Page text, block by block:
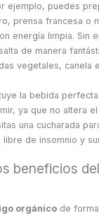
ejemplo, puedes
prensa francesa o
energía limpia. Sin
de manera
vegetales, canela
la bebida
ya que no altera
una cucharada
de insomnio y
beneficios
orgánico de